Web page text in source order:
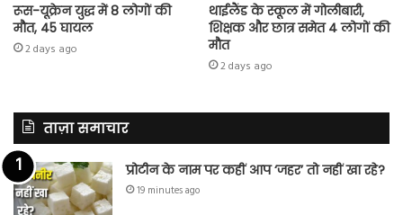
रूस-यूक्रेन युद्ध में 8 लोगों की
मौत, 45 घायल
2 days ago
थाईलैंड के स्कूल में गोलीबारी,
शिक्षक और छात्र समेत 4 लोगों की
मौत
2 days ago
ताज़ा समाचार
प्रोटीन के नाम पर कहीं आप ‘जहर’ तो नहीं खा रहे?
19 minutes ago